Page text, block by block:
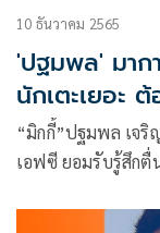
10 ธันวาคม 2565
'ปฐมพล' มาก
นักเตะเยอะ
“มิกกี้”ปฐมพล เจริ
เอฟซี ยอมรับรู้สึก
เป้าพาทีมทำผลงา